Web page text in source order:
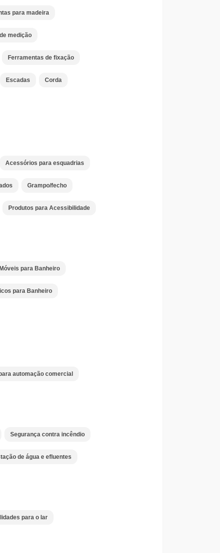
para madeira
medição
Ferramentas de fixação
Escadas Corda
Acessórios para esquadrias
Grampo/fecho
Produtos para Acessibilidade
Móveis para Banheiro
para Banheiro
automação comercial
Segurança contra incêndio
de água e efluentes
para o lar